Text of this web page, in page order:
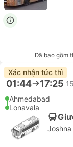
Đã bao gồm
Xác nhận tức thì
01:44 17:25
Ahmedabad
Lonavala